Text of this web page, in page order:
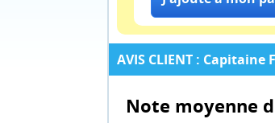
AVIS CLIENT :
Note moyenne